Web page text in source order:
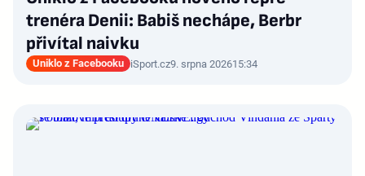
trenéra Denii: Babiš nechápe, Berbr
přivítal naivku
Uniklo z Facebooku iSport.cz9. srpna 202615:34